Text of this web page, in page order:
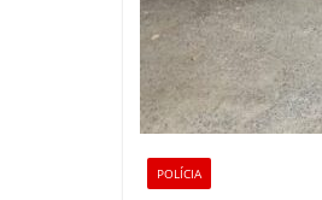
POLÍCIA